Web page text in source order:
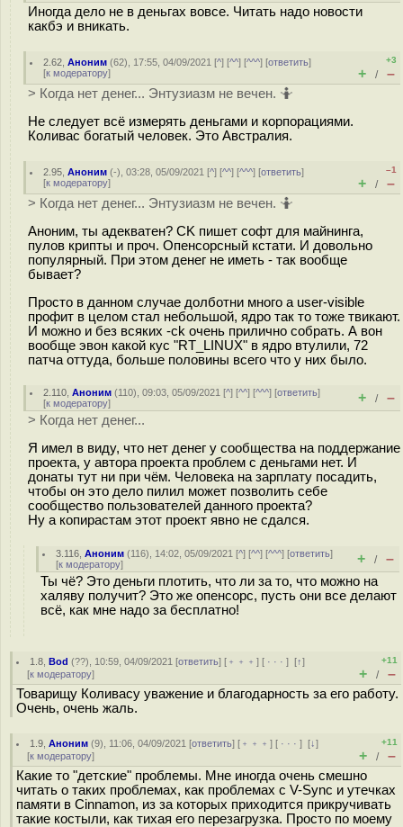
Иногда дело не в деньгах вовсе. Читать надо новости
какбэ и вникать.
2.62 ,Аноним (62), 17:55, 04/09/2021 [^] [^^] [^^^] [ответить]
[к модератору]
+3
+ / –
> Когда нет денег... Энтузиазм не вечен. 🤷
Не следует всё измерять деньгами и корпорациями.
Коливас богатый человек. Это Австралия.
2.95 ,Аноним (-), 03:28, 05/09/2021 [^] [^^] [^^^] [ответить]
[к модератору]
–1
+ / –
> Когда нет денег... Энтузиазм не вечен. 🤷
Аноним, ты адекватен? CK пишет софт для майнинга,
пулов крипты и проч. Опенсорсный кстати. И довольно
популярный. При этом денег не иметь - так вообще
бывает?
Просто в данном случае долботни много а user-visible
профит в целом стал небольшой, ядро так то тоже твикают.
И можно и без всяких -ck очень прилично собрать. А вон
вообще эвон какой кус "RT_LINUX" в ядро втулили, 72
патча оттуда, больше половины всего что у них было.
2.110 ,Аноним (110), 09:03, 05/09/2021 [^] [^^] [^^^] [ответить]
[к модератору] + / –
> Когда нет денег...
Я имел в виду, что нет денег у сообщества на поддержание
проекта, у автора проекта проблем с деньгами нет. И
донаты тут ни при чём. Человека на зарплату посадить,
чтобы он это дело пилил может позволить себе
сообщество пользователей данного проекта?
Ну а копирастам этот проект явно не сдался.
3.116 ,Аноним (116), 14:02, 05/09/2021 [^] [^^] [^^^] [ответить]
[к модератору] + / –
Ты чё? Это деньги плотить, что ли за то, что можно на
халяву получит? Это же опенсорс, пусть они все делают
всё, как мне надо за бесплатно!
1.8 ,Bod (??), 10:59, 04/09/2021 [ответить] [ ﹢﹢﹢] [ · · ·][↑]
[к модератору]
+11
+ / –
Товарищу Коливасу уважение и благодарность за его работу.
Очень, очень жаль.
1.9 ,Аноним (9), 11:06, 04/09/2021 [ответить] [ ﹢﹢﹢] [ · · ·][↓]
[к модератору]
+11
+ / –
Какие то "детские" проблемы. Мне иногда очень смешно
читать о таких проблемах, как проблемах с V-Sync и утечках
памяти в Cinnamon, из за которых приходится прикручивать
такие костыли, как тихая его перезагрузка. Просто по моему